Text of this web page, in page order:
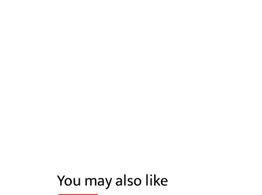
You may also like